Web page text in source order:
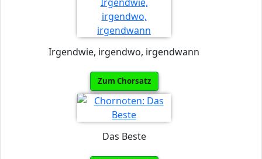
Irgendwie, irgendwo, irgendwann
Zum Chorsatz
Das Beste